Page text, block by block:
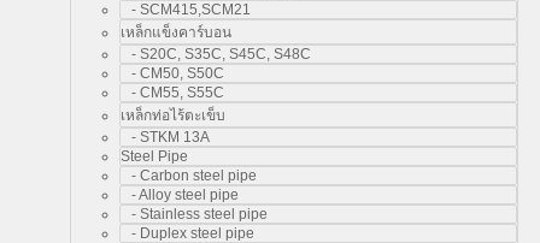
- SCM415,SCM21
เหล็กแข็งคาร์บอน
- S20C, S35C, S45C, S48C
- CM50, S50C
- CM55, S55C
เหล็กท่อไร้ตะเข็บ
- STKM 13A
Steel Pipe
- Carbon steel pipe
- Alloy steel pipe
- Stainless steel pipe
- Duplex steel pipe